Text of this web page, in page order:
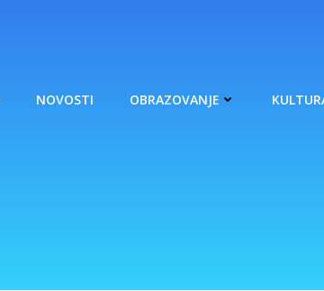
NOVOSTI OBRAZOVANJE